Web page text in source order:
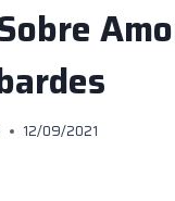
12/09/2021